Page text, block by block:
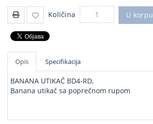
Količina U korpu
Opis Specifikacija
BANANA UTIKAČ BD4-RD,
Banana utikač sa poprečnom rupom